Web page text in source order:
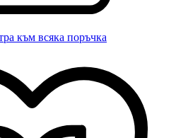
към всяка поръчка